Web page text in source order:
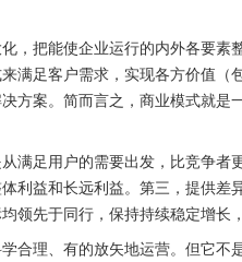
，把能使企业运行的内外各要
满足客户需求，实现各方价值（
方案。简而言之，商业模式就
满足用户的需要出发，比竞争
利益和长远利益。第三，提供
领先于同行，保持持续稳定增长
合理、有的放矢地运营。但它